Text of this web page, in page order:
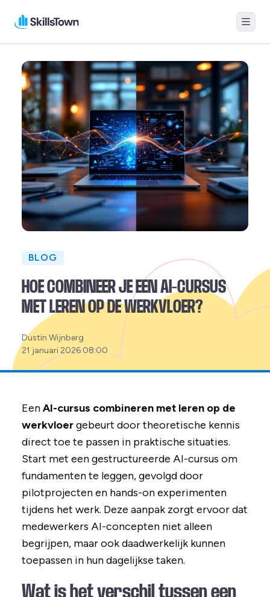
Menu
BLOG
HOE COMBINEER JE EEN AI-CURSUS
MET LEREN OP DE WERKVLOER?
Posted
by:
Dustin Wijnberg
21 januari 2026 08:00
EenAI-cursus combineren met leren op de
werkvloergebeurt door theoretische kennis
direct toe te passen in praktische situaties.
Start met een gestructureerde AI-cursus om
fundamenten te leggen, gevolgd door
pilotprojecten en hands-on experimenten
tijdens het werk. Deze aanpak zorgt ervoor dat
medewerkers AI-concepten niet alleen
begrijpen, maar ook daadwerkelijk kunnen
toepassen in hun dagelijkse taken.
Wat is het verschil tussen een